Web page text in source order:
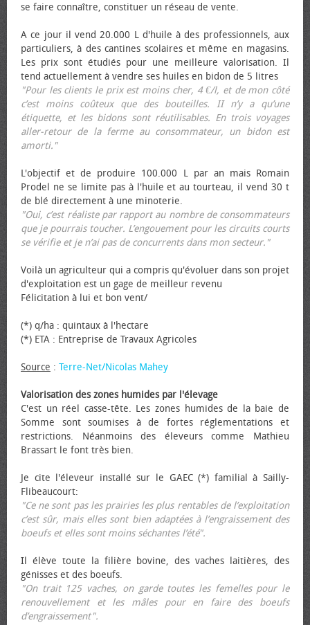
se faire connaître, constituer un réseau de vente.
A ce jour il vend 20.000 L d'huile à des professionnels, aux
particuliers, à des cantines scolaires et même en magasins.
Les prix sont étudiés pour une meilleure valorisation. Il
tend actuellement à vendre ses huiles en bidon de 5 litres
"Pour les clients le prix est moins cher, 4 €/l, et de mon côté
c’est moins coûteux que des bouteilles. II n’y a qu’une
étiquette, et les bidons sont réutilisables. En trois voyages
aller-retour de la ferme au consommateur, un bidon est
amorti."
L'objectif et de produire 100.000 L par an mais Romain
Prodel ne se limite pas à l'huile et au tourteau, il vend 30 t
de blé directement à une minoterie.
"Oui, c’est réaliste par rapport au nombre de consommateurs
que je pourrais toucher. L’engouement pour les circuits courts
se vérifie et je n’ai pas de concurrents dans mon secteur."
Voilà un agriculteur qui a compris qu'évoluer dans son projet
d'exploitation est un gage de meilleur revenu
Félicitation à lui et bon vent/
(*) q/ha : quintaux à l'hectare
(*) ETA : Entreprise de Travaux Agricoles
Source : Terre-Net/Nicolas Mahey
Valorisation des zones humides par l'élevage
C'est un réel casse-tête. Les zones humides de la baie de
Somme sont soumises à de fortes réglementations et
restrictions. Néanmoins des éleveurs comme Mathieu
Brassart le font très bien.
Je cite l'éleveur installé sur le GAEC (*) familial à Sailly-
Flibeaucourt:
"Ce ne sont pas les prairies les plus rentables de l’exploitation
c’est sûr, mais elles sont bien adaptées à l’engraissement des
bœufs et elles sont moins séchantes l’été".
Il élève toute la filière bovine, des vaches laitières, des
génisses et des bœufs.
"On trait 125 vaches, on garde toutes les femelles pour le
renouvellement et les mâles pour en faire des bœufs
d’engraissement".